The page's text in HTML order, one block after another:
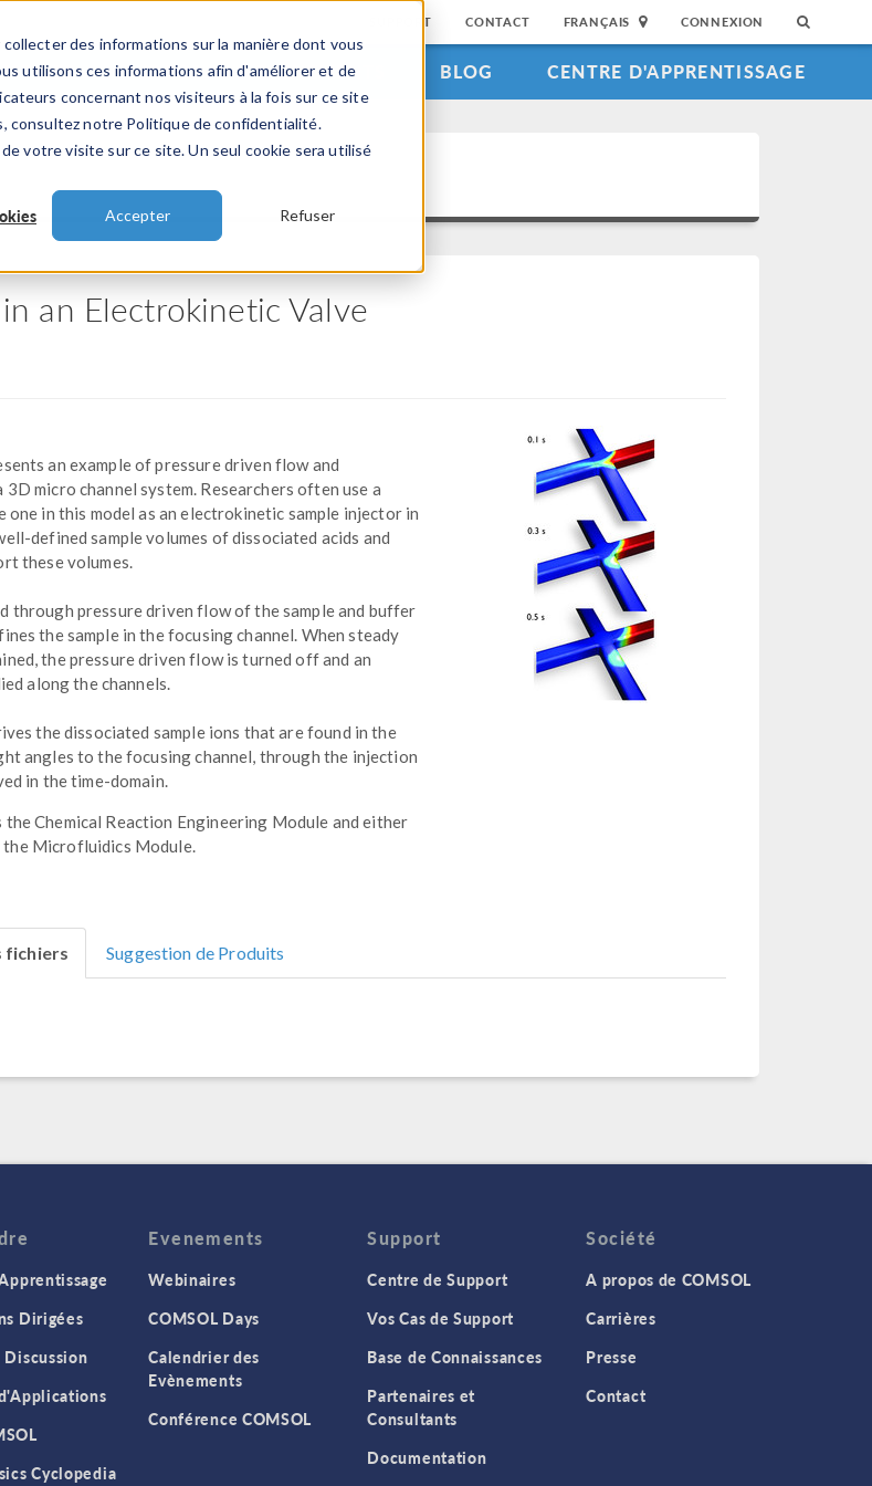
des informations sur la manière dont vous
utilisons ces informations afin d'améliorer et de
concernant nos visiteurs à la fois sur ce site
consultez notre Politique de confidentialité.
votre visite sur ce site. Un seul cookie sera utilisé
Accepter Refuser
SUPPORT CONTACT FRANÇAIS CONNEXION
VIDEOS EVENEMENTS BLOG CENTRE D'APPRENTISSAGE
an Electrokinetic Valve
an example of pressure driven flow and
micro channel system. Researchers often use a
one in this model as an electrokinetic sample injector in
defined sample volumes of dissociated acids and
these volumes.
through pressure driven flow of the sample and buffer
the sample in the focusing channel. When steady
the pressure driven flow is turned off and an
along the channels.
the dissociated sample ions that are found in the
angles to the focusing channel, through the injection
in the time-domain.
the Chemical Reaction Engineering Module and either
Microfluidics Module.
fichiers Suggestion de Produits
Dirigées
Discussion
Cyclopedia
Evenements
Webinaires
COMSOL Days
Calendrier des
Evènements
Conférence COMSOL
Support
Centre de Support
Vos Cas de Support
Base de Connaissances
Partenaires et
Consultants
Documentation
Société
A propos de COMSOL
Carrières
Presse
Contact